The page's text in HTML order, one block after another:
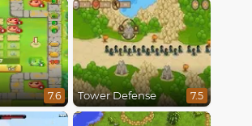
7.6 Tower Defense 7.5